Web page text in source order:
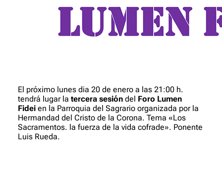
El próximo lunes dia 20 de enero a las 21:00 h.
tendrá lugar la tercera sesión del Foro Lumen
Fidei en la Parroquia del Sagrario organizada por la
Hermandad del Cristo de la Corona. Tema «Los
Sacramentos. la fuerza de la vida cofrade». Ponente
Luis Rueda.